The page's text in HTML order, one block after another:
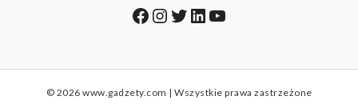
Facebook
Instagram
Twitter
LinkedIn
YouTube
© 2026 www.gadzety.com | Wszystkie prawa zastrzeżone